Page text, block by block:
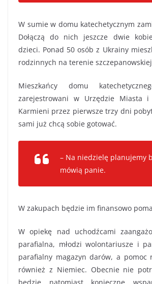
W sumie w domu katechetycznym
Dołączą do nich jeszcze dwie
dzieci. Ponad 50 osób z Ukrainy
rodzinnych na terenie
Mieszkańcy domu
zarejestrowani w Urzędzie Miasta i
Karmieni przez pierwsze trzy dni
sami już chcą sobie gotować.
– Na niedzielę planujemy
mówią panie.
W zakupach będzie im finansowo
W opiekę nad uchodźcami
parafialna, młodzi wolontariusze i
parafialny magazyn darów, a pomoc
również z Niemiec. Obecnie nie